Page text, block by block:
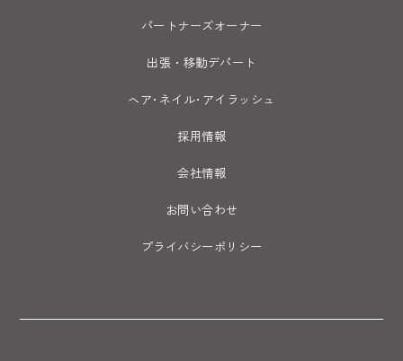
パートナーズオーナー
出張・移動デパート
ヘア･ネイル･アイラッシュ
採用情報
会社情報
お問い合わせ
プライバシーポリシー